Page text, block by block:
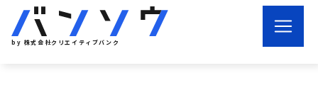
by 株式会社クリエイティブバンク